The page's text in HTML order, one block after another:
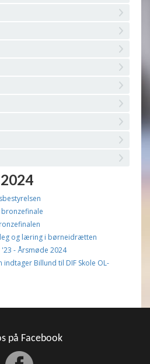
og læring i børneidrætten
- Årsmøde 2024
indtager Billund til DIF Skole OL-
på Facebook